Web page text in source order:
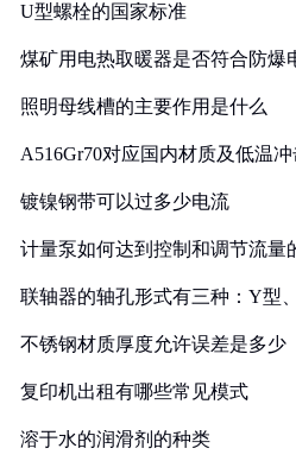
U型螺栓的国家标准
煤矿用电热取暖器是否符合防爆
照明母线槽的主要作用是什么
A516Gr70对应国内材质及低温
镀镍钢带可以过多少电流
计量泵如何达到控制和调节流量
联轴器的轴孔形式有三种：Y型
不锈钢材质厚度允许误差是多少
复印机出租有哪些常见模式
溶于水的润滑剂的种类